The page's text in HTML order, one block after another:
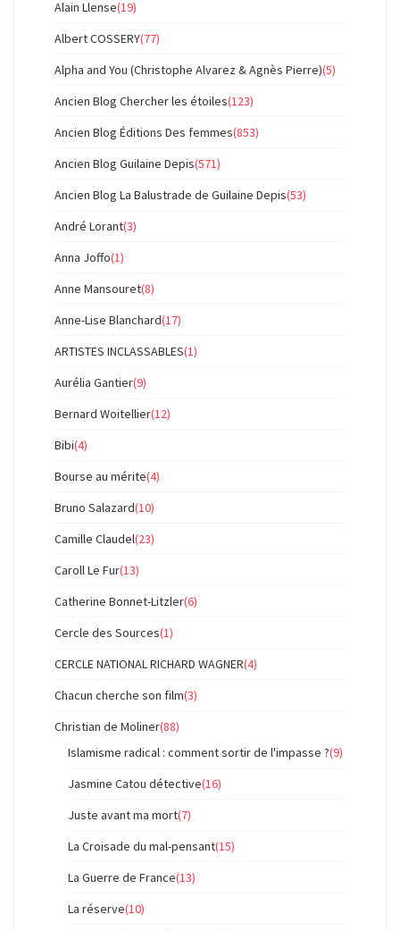
Alain Llense(19)
Albert COSSERY(77)
Alpha and You (Christophe Alvarez & Agnès Pierre)(5)
Ancien Blog Chercher les étoiles(123)
Ancien Blog Éditions Des femmes(853)
Ancien Blog Guilaine Depis(571)
Ancien Blog La Balustrade de Guilaine Depis(53)
André Lorant(3)
Anna Joffo(1)
Anne Mansouret(8)
Anne-Lise Blanchard(17)
ARTISTES INCLASSABLES(1)
Aurélia Gantier(9)
Bernard Woitellier(12)
Bibi(4)
Bourse au mérite(4)
Bruno Salazard(10)
Camille Claudel(23)
Caroll Le Fur(13)
Catherine Bonnet-Litzler(6)
Cercle des Sources(1)
CERCLE NATIONAL RICHARD WAGNER(4)
Chacun cherche son film(3)
Christian de Moliner(88)
Islamisme radical : comment sortir de l'impasse ?(9)
Jasmine Catou détective(16)
Juste avant ma mort(7)
La Croisade du mal-pensant(15)
La Guerre de France(13)
La réserve(10)